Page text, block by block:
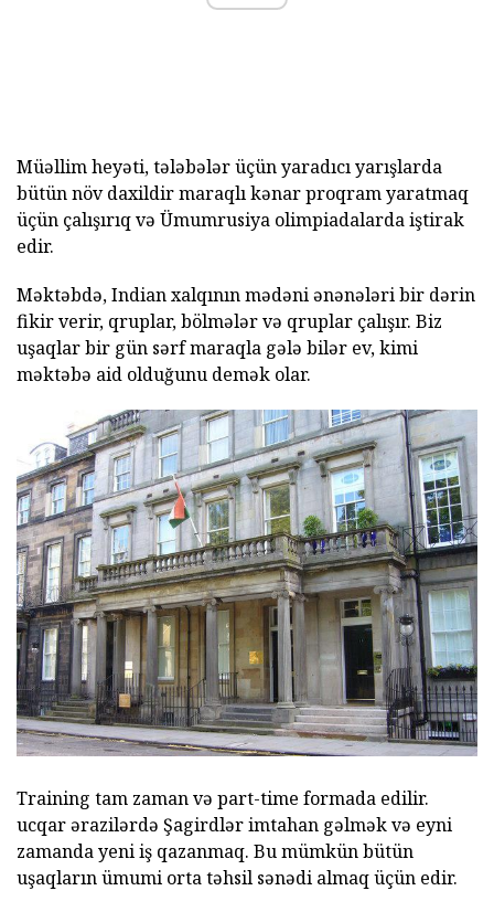
Müəllim heyəti, tələbələr üçün yaradıcı yarışlarda
bütün növ daxildir maraqlı kənar proqram yaratmaq
üçün çalışırıq və Ümumrusiya olimpiadalarda iştirak
edir.
Məktəbdə, Indian xalqının mədəni ənənələri bir dərin
fikir verir, qruplar, bölmələr və qruplar çalışır. Biz
uşaqlar bir gün sərf maraqla gələ bilər ev, kimi
məktəbə aid olduğunu demək olar.
Training tam zaman və part-time formada edilir.
ucqar ərazilərdə Şagirdlər imtahan gəlmək və eyni
zamanda yeni iş qazanmaq. Bu mümkün bütün
uşaqların ümumi orta təhsil sənədi almaq üçün edir.